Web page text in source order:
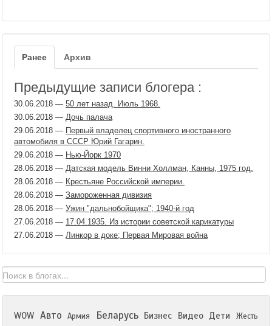
Ранее Архив
Предыдущие записи блогера :
30.06.2018 — 50 лет назад. Июль 1968.
30.06.2018 — Дочь палача
29.06.2018 — Первый владелец спортивного иностранного
автомобиля в СССР Юрий Гагарин.
29.06.2018 — Нью-Йорк 1970
28.06.2018 — Датская модель Винни Холлман, Канны, 1975 год.
28.06.2018 — Крестьяне Российской империи.
28.06.2018 — Замороженная дивизия
28.06.2018 — Ужин "дальнобойщика"; 1940-й год
27.06.2018 — 17.04.1935. Из истории советской карикатуры
27.06.2018 — Линкор в доке; Первая Мировая война
WOW Авто Армия Беларусь Бизнес Видео Дети
Жесть